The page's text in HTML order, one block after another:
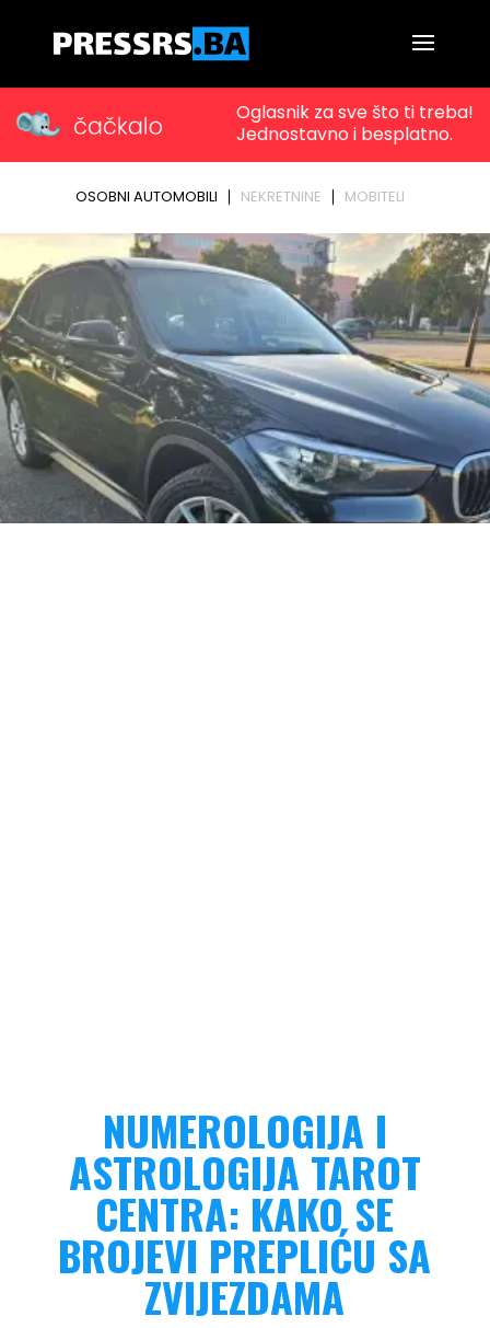
NUMEROLOGIJA I
ASTROLOGIJA TAROT
CENTRA: KAKO SE
BROJEVI PREPLIĆU SA
ZVIJEZDAMA